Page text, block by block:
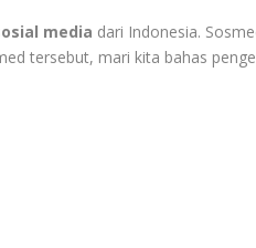
media dari Indonesia.
tersebut, mari kita bahas